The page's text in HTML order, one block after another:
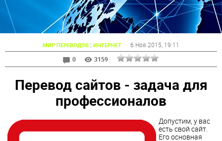
МИР ПЕРЕВОДОВ : ИНТЕРНЕТ 6 Ноя 2015 , 19:11
0
3159
Перевод сайтов - задача для
профессионалов
Допустим, у вас
есть свой сайт.
Его основная